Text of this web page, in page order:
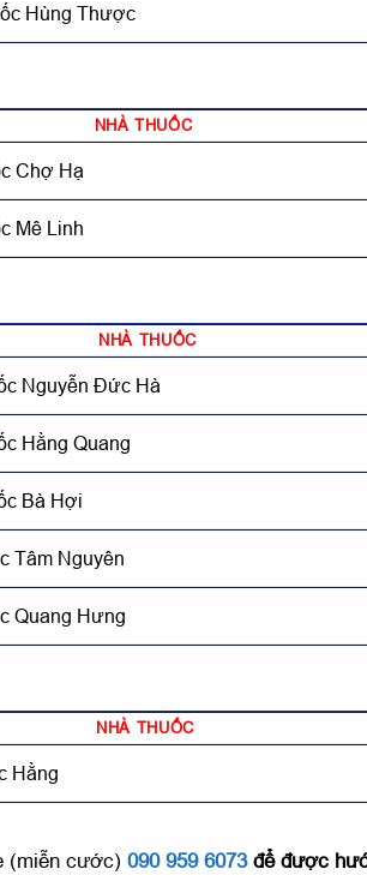
Hùng Thược
NHÀ THUỐC
Chợ Hạ
Mê Linh
NHÀ THUỐC
Nguyễn Đức Hà
Hằng Quang
Bà Hợi
Tâm Nguyên
Quang Hưng
NHÀ THUỐC
Hằng
(miễn cước) 090 959 6073để được